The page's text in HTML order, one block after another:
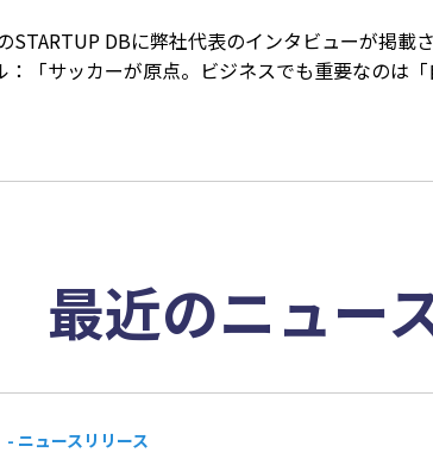
STARTUP DBに弊社代表のインタビューが掲載
：「サッカーが原点。ビジネスでも重要なのは
最近のニュー
- ニュースリリース